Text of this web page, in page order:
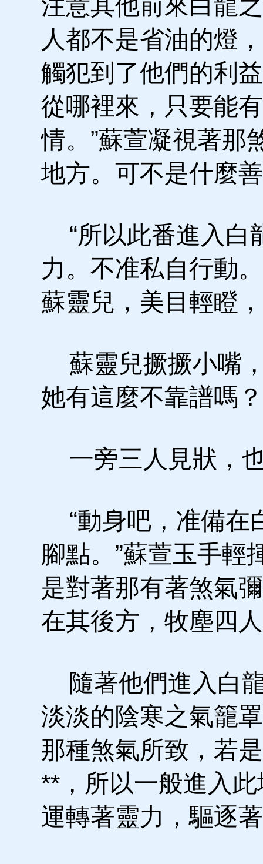
注意其他前來白龍
人都不是省油的燈
觸犯到了他們的利
從哪裡來，只要能
情。”蘇萱凝視著那
地方。可不是什麼
“所以此番進入白
力。不准私自行動
蘇靈兒，美目輕瞪
蘇靈兒撅撅小嘴
她有這麼不靠譜嗎？
一旁三人見狀，
“動身吧，准備在
腳點。”蘇萱玉手輕
是對著那有著煞氣
在其後方，牧塵四
隨著他們進入白
淡淡的陰寒之氣籠
那種煞氣所致，若
**，所以一般進入
運轉著靈力，驅逐